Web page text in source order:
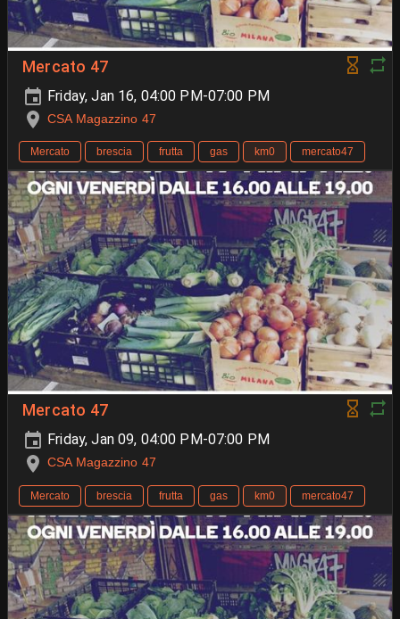
Mercato 47
Friday, Jan 16, 04:00 PM-07:00 PM
CSA Magazzino 47
Mercato brescia frutta gas km0 mercato47
Mercato 47
Friday, Jan 09, 04:00 PM-07:00 PM
CSA Magazzino 47
Mercato brescia frutta gas km0 mercato47